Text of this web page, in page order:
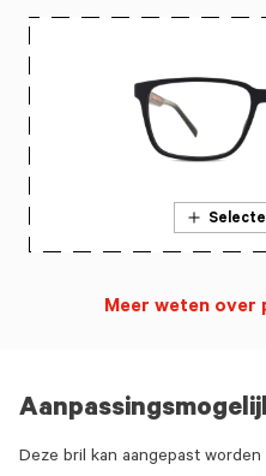
Deze bril kan aangepast
Meer weten over